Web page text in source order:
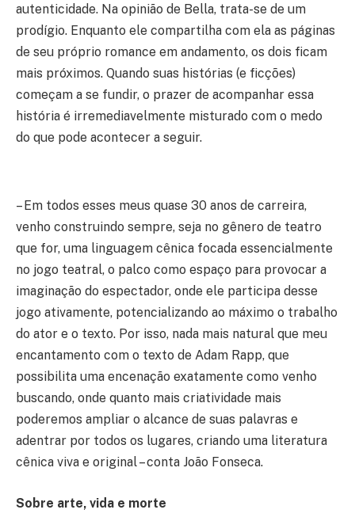
autenticidade. Na opinião de Bella, trata-se de um
prodígio. Enquanto ele compartilha com ela as páginas
de seu próprio romance em andamento, os dois ficam
mais próximos. Quando suas histórias (e ficções)
começam a se fundir, o prazer de acompanhar essa
história é irremediavelmente misturado com o medo
do que pode acontecer a seguir.
– Em todos esses meus quase 30 anos de carreira,
venho construindo sempre, seja no gênero de teatro
que for, uma linguagem cênica focada essencialmente
no jogo teatral, o palco como espaço para provocar a
imaginação do espectador, onde ele participa desse
jogo ativamente, potencializando ao máximo o trabalho
do ator e o texto. Por isso, nada mais natural que meu
encantamento com o texto de Adam Rapp, que
possibilita uma encenação exatamente como venho
buscando, onde quanto mais criatividade mais
poderemos ampliar o alcance de suas palavras e
adentrar por todos os lugares, criando uma literatura
cênica viva e original – conta João Fonseca.
Sobre arte, vida e morte